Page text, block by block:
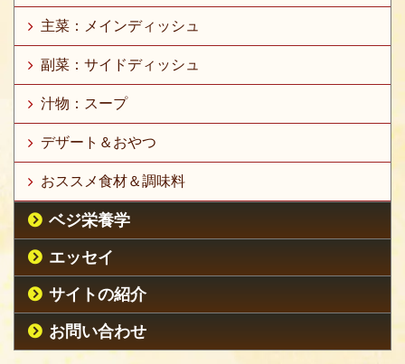
主菜：メインディッシュ
副菜：サイドディッシュ
汁物：スープ
デザート＆おやつ
おススメ食材＆調味料
ベジ栄養学
エッセイ
サイトの紹介
お問い合わせ